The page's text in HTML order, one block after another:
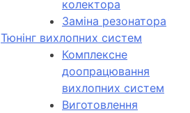
колектора
Заміна резонатора
Тюнінг вихлопних систем
Комплексне
доопрацювання
вихлопних систем
Виготовлення